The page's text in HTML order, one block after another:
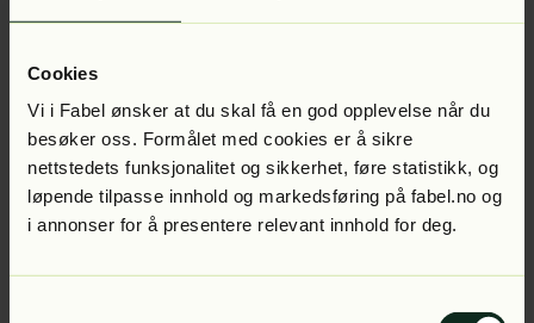
Cookies
Vi i Fabel ønsker at du skal få en god opplevelse når du
besøker oss. Formålet med cookies er å sikre
nettstedets funksjonalitet og sikkerhet, føre statistikk, og
løpende tilpasse innhold og markedsføring på fabel.no og
i annonser for å presentere relevant innhold for deg.